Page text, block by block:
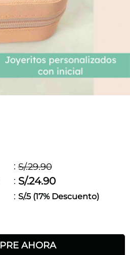
: S/.29.90
: S/.24.90
: S/.5 (17% Descuento)
AHORA